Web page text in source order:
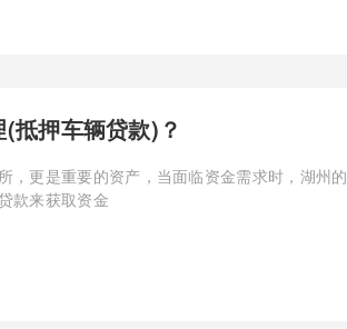
抵押车辆贷款)？
，更是重要的资产，当面临资金需求时，湖州的
款来获取资金